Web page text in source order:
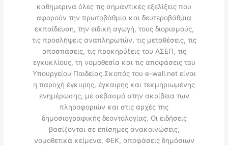
καθημερινά όλες τις σημαντικές εξελίξεις που
αφορούν την πρωτοβάθμια και δευτεροβάθμια
εκπαίδευση, την ειδική αγωγή, τους διορισμούς,
τις προσλήψεις αναπληρωτών, τις μεταθέσεις, τις
αποσπάσεις, τις προκηρύξεις του ΑΣΕΠ, τις
εγκυκλίους, τη νομοθεσία και τις αποφάσεις του
Υπουργείου Παιδείας.Σκοπός του e-wall.net είναι
η παροχή έγκυρης, έγκαιρης και τεκμηριωμένης
ενημέρωσης, με σεβασμό στην ακρίβεια των
πληροφοριών και στις αρχές της
δημοσιογραφικής δεοντολογίας. Οι ειδήσεις
βασίζονται σε επίσημες ανακοινώσεις,
νομοθετικά κείμενα, ΦΕΚ, αποφάσεις δημόσιων